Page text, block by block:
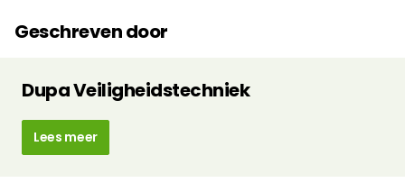
Geschreven door
Dupa Veiligheidstechniek
Lees meer